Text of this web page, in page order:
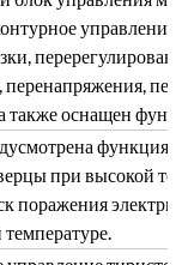
тока, чтобы
контур напряжения
регулятора в
выходные ток и
нагревательные
обеспечивая
регулятор
такими как